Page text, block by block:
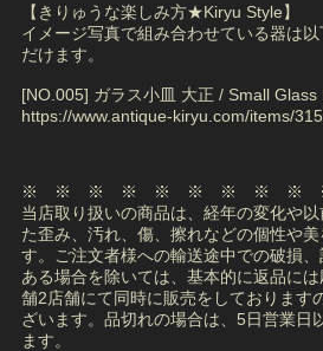
【きりゅうな楽しみ方★Kiryu Style】
イメージ写真で組み合わせている器は
だけます。
[NO.005] ガラス小皿 大正 / Small Glass
https://www.antique-kiryu.com/items/
※ ※ ※ ※ ※ ※ ※ ※ ※
当店取り扱いの商品は、経年の変化や
た歪み、汚れ、傷、擦れなどの個性や
す。ご注文者様への輸送途中での破損
ある場合を除いては、基本的に返品に
舗2店舗にて同時に販売をしております
ざいます。品切れの場合は、5日営業日
ます。